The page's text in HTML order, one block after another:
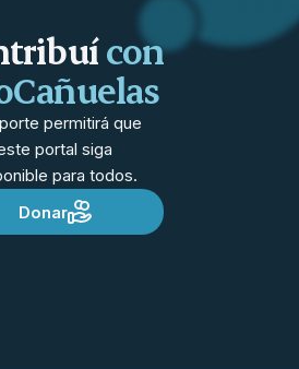
con
permitirá que
portal siga
para todos.
Donar